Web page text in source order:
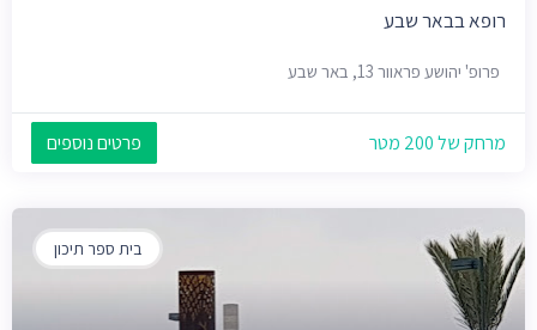
רופא בבאר שבע
פרופ' יהושע פראוור 13, באר שבע
מרחק של 200 מטר פרטים נוספים
בית ספר תיכון